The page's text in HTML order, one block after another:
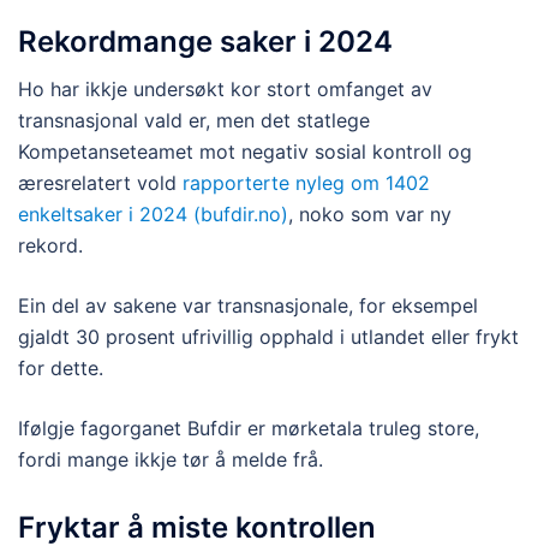
Rekordmange saker i 2024
Ho har ikkje undersøkt kor stort omfanget av
transnasjonal vald er, men det statlege
Kompetanseteamet mot negativ sosial kontroll og
æresrelatert vold rapporterte nyleg om 1402
enkeltsaker i 2024 (bufdir.no), noko som var ny
rekord.
Ein del av sakene var transnasjonale, for eksempel
gjaldt 30 prosent ufrivillig opphald i utlandet eller frykt
for dette.
Ifølgje fagorganet Bufdir er mørketala truleg store,
fordi mange ikkje tør å melde frå.
Fryktar å miste kontrollen